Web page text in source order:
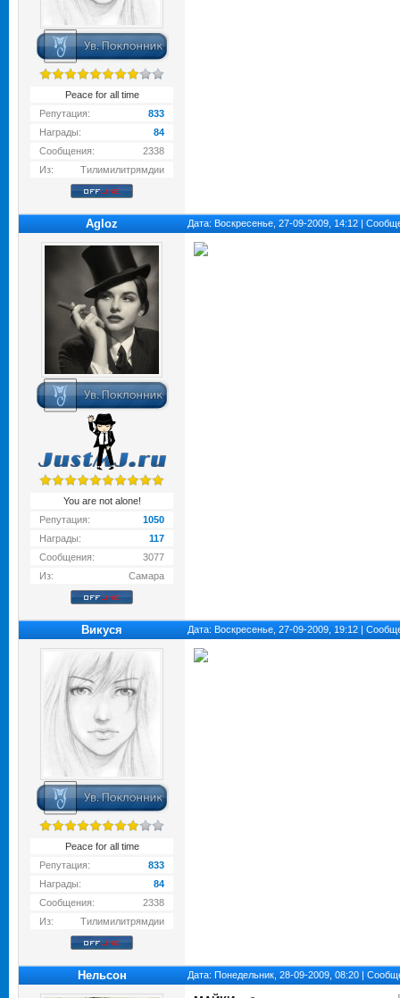
Peace for all time
Репутация:
833
Награды:
84
Сообщения:
2338
Из:
Тилимилитрямдии
Agloz Дата: Воскресенье, 27-09-2009, 14:12 |
You are not alone!
Репутация:
1050
Награды:
117
Сообщения:
3077
Из:
Самара
Викуся Дата: Воскресенье, 27-09-2009, 19:12 |
Peace for all time
Репутация:
833
Награды:
84
Сообщения:
2338
Из:
Тилимилитрямдии
Нельсон Дата: Понедельник, 28-09-2009, 08:20 |